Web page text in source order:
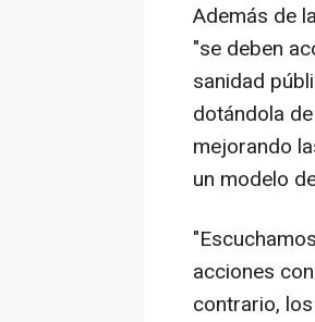
Además de
"se deben
sanidad
dotándola
mejorando
un modelo
acciones
contrario,